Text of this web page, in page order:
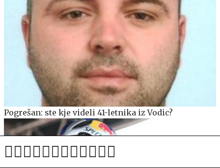
Pogrešan: ste kje videli 41-letnika iz Vodic?